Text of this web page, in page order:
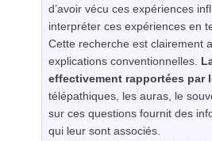
d’avoir vécu ces expériences
interpréter ces expériences en
Cette recherche est clairement
explications conventionnelles.
effectivement rapportées par
télépathiques, les auras, le
sur ces questions fournit des
qui leur sont associés.